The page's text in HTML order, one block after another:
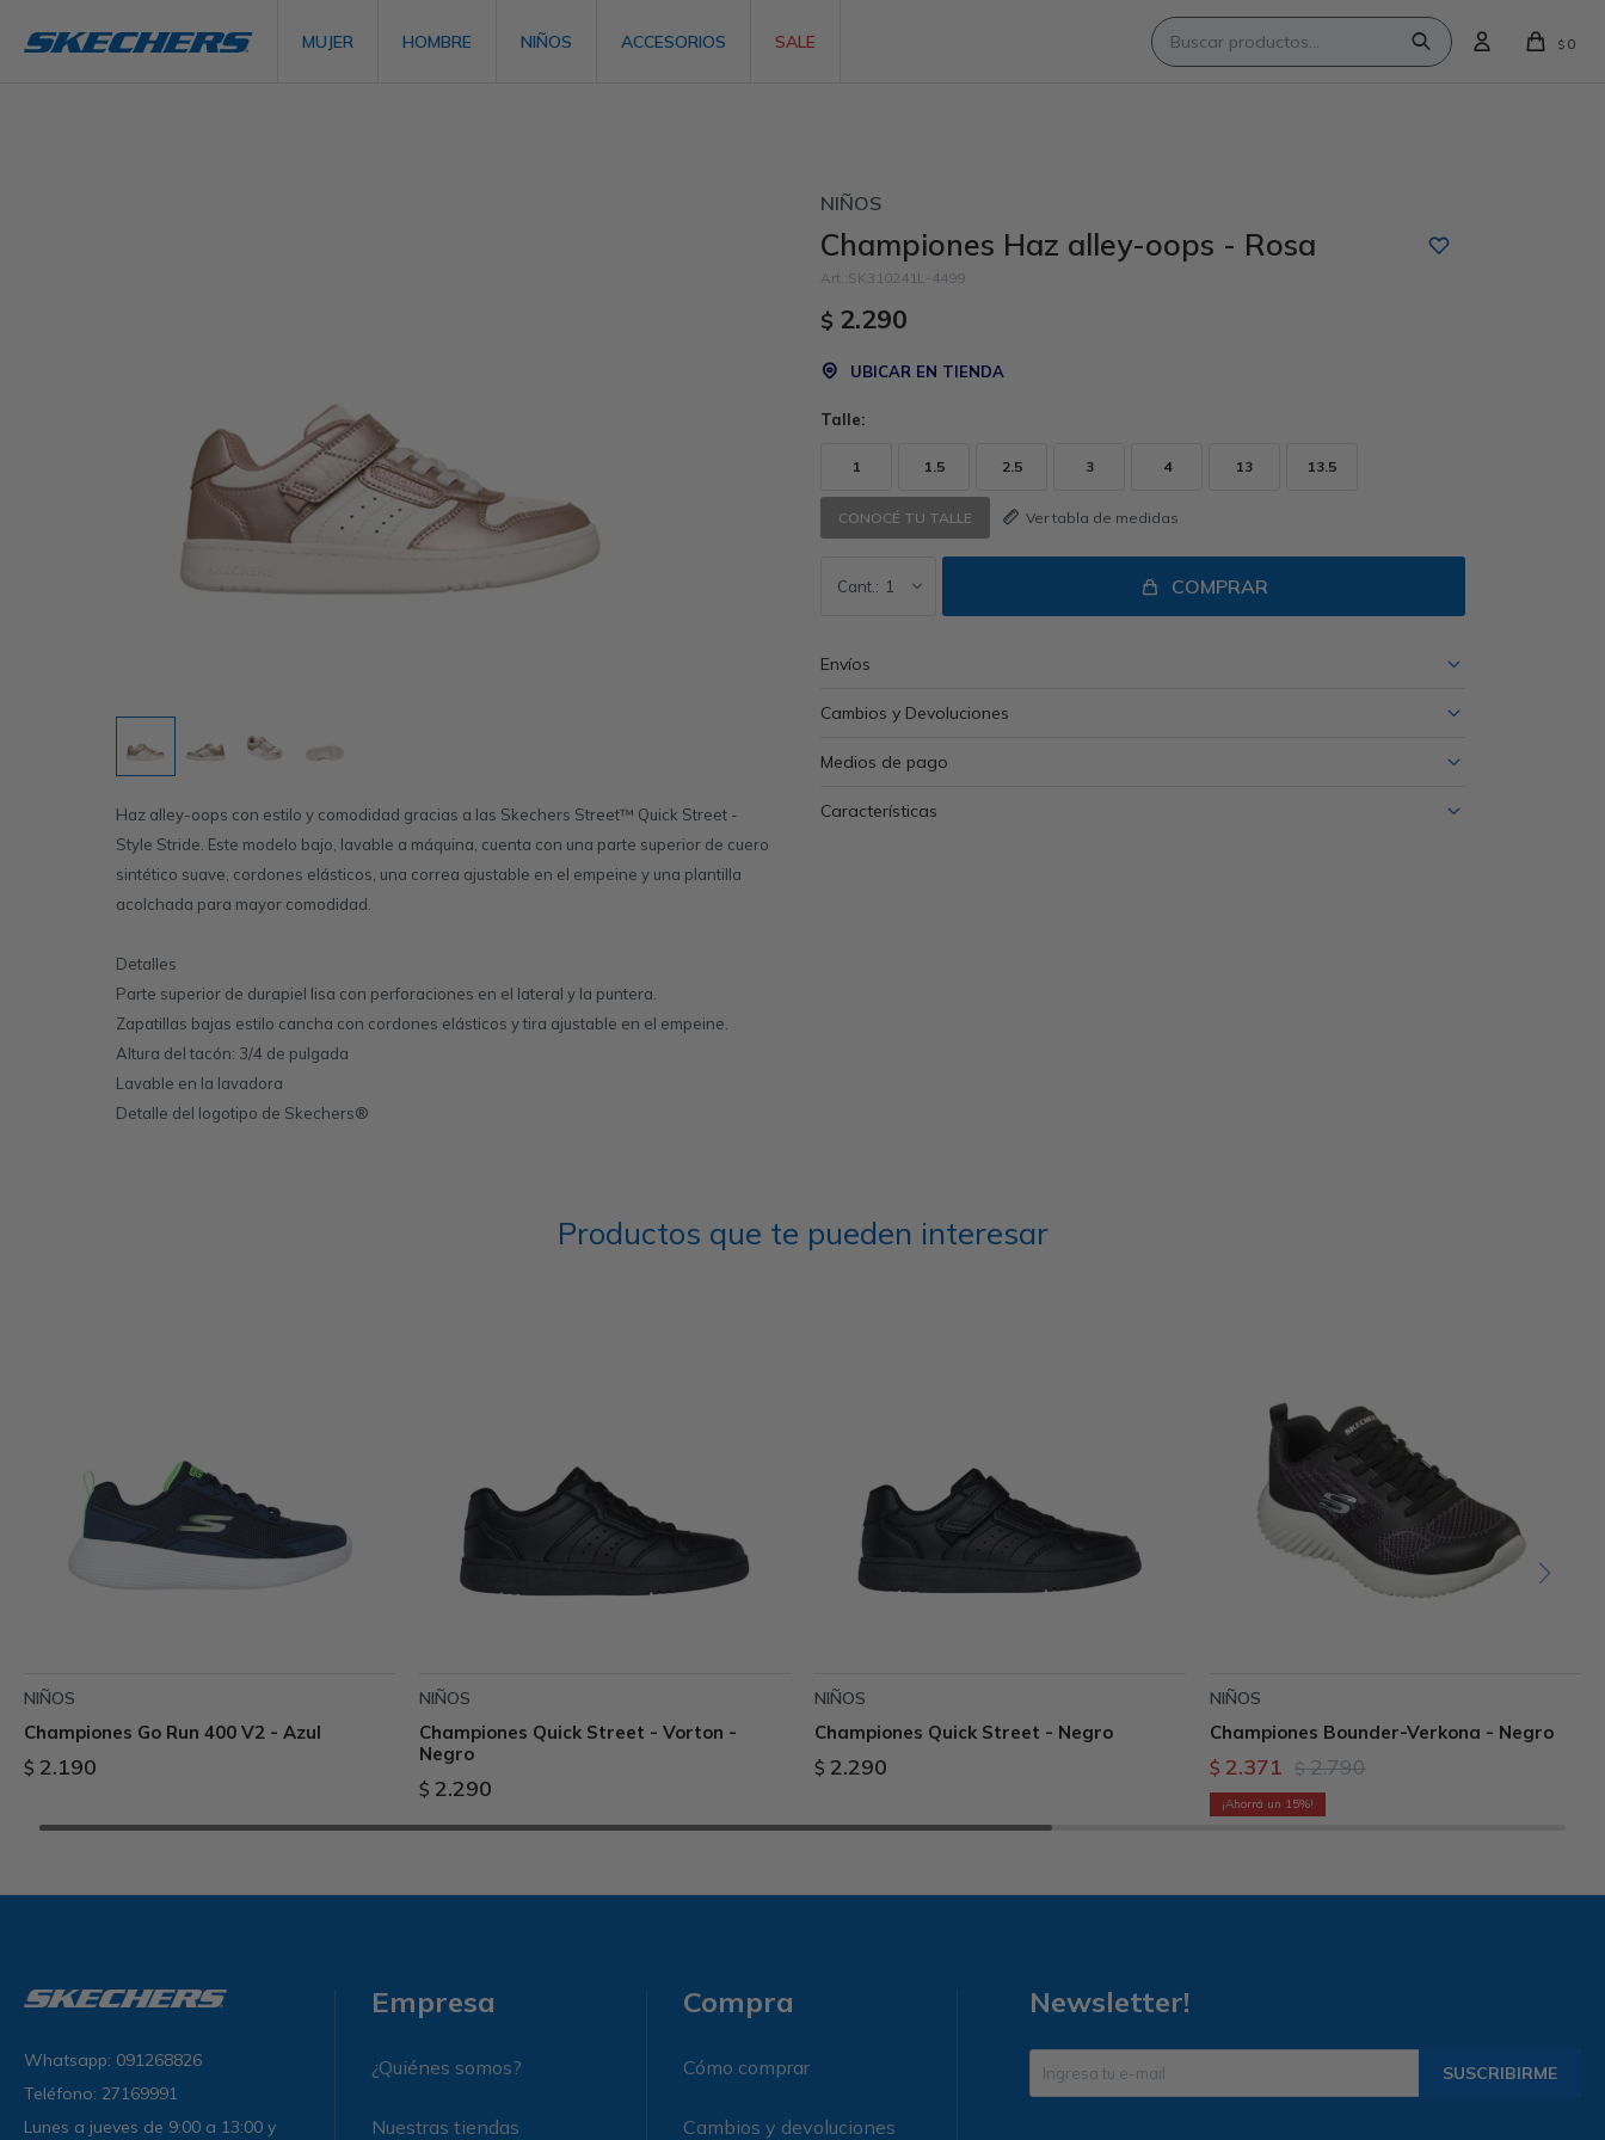
MUJER HOMBRE NIÑOS ACCESORIOS SALE $ 0
Haz alley-oops con estilo y comodidad gracias a las Skechers Street™ Quick Street -
Style Stride. Este modelo bajo, lavable a máquina, cuenta con una parte superior de cuero
sintético suave, cordones elásticos, una correa ajustable en el empeine y una plantilla
acolchada para mayor comodidad.
Detalles
Parte superior de durapiel lisa con perforaciones en el lateral y la puntera.
Zapatillas bajas estilo cancha con cordones elásticos y tira ajustable en el empeine.
Altura del tacón: 3/4 de pulgada
Lavable en la lavadora
Detalle del logotipo de Skechers®
NIÑOS
Championes Haz alley-oops - Rosa
SK310241L-4499
$ 2.290
UBICAR EN TIENDA
Talle:
1 1.5 2.5 3 4 13 13.5
CONOCÉ TU TALLE Ver tabla de medidas
1 COMPRAR
Envíos
Cambios y Devoluciones
Medios de pago
Características
Productos que te pueden interesar
NIÑOS
Championes Go Run 400 V2 - Azul
$ 2.190
NIÑOS
Championes Quick Street - Vorton -
Negro
$ 2.290
NIÑOS
Championes Quick Street - Negro
$ 2.290
NIÑOS
Championes Bounder-Verkona - Negro
$ 2.371 $ 2.790
15
Whatsapp: 091268826
Teléfono: 27169991
Lunes a jueves de 9:00 a 13:00 y
Empresa
¿Quiénes somos?
Nuestras tiendas
Compra
Cómo comprar
Cambios y devoluciones
Newsletter!
SUSCRIBIRME